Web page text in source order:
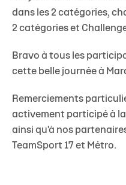
dans les 2 catégories,
2 catégories et
Bravo à tous les
cette belle journée à
Remerciements
activement participé à
ainsi qu'à nos
TeamSport 17 et Métro.